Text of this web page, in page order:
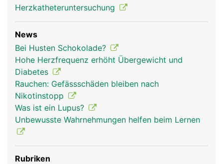
nervensystem frau
nervensystem
mann
kopf Links Frau
Herzkatheteruntersuchung
News
Bei Husten Schokolade?
Hohe Herzfrequenz erhöht Übergewicht und
Diabetes
Rauchen: Gefässschäden bleiben nach
Nikotinstopp
Was ist ein Lupus?
Unbewusste Wahrnehmungen helfen beim Lernen
Rubriken